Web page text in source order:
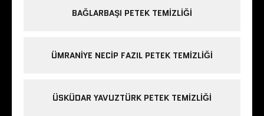
BAĞLARBAŞI PETEK TEMIZLIĞI
ÜMRANIYE NECIP FAZIL PETEK TEMIZLIĞI
ÜSKÜDAR YAVUZTÜRK PETEK TEMIZLIĞI